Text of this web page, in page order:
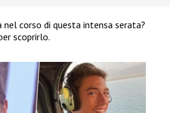
nel corso di questa intensa serata?
scoprirlo.